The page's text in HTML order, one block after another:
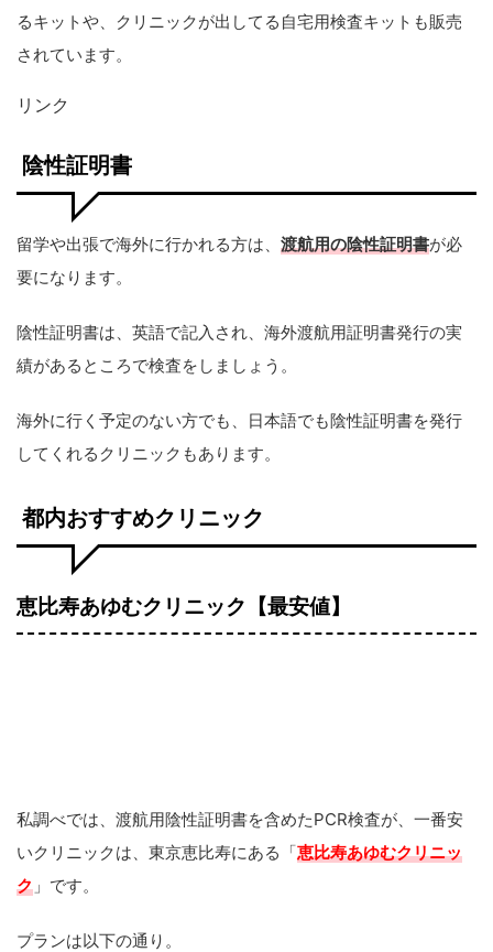
るキットや、クリニックが出してる自宅用検査キットも販売
されています。
リンク
陰性証明書
留学や出張で海外に行かれる方は、 渡航用の陰性証明書が必
要になります。
陰性証明書は、英語で記入され、海外渡航用証明書発行の実
績があるところで検査をしましょう。
海外に行く予定のない方でも、日本語でも陰性証明書を発行
してくれるクリニックもあります。
都内おすすめクリニック
恵比寿あゆむクリニック【最安値】
私調べでは、渡航用陰性証明書を含めたPCR検査が、一番安
いクリニックは、東京恵比寿にある「恵比寿あゆむクリニッ
ク 」です。
プランは以下の通り。